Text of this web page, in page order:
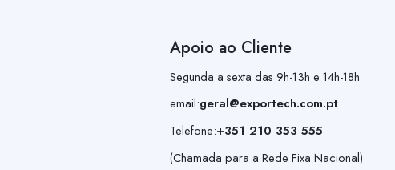
Apoio ao Cliente
Segunda a sexta das 9h-13h e 14h-18h
email:geral@exportech.com.pt
Telefone:+351 210 353 555
(Chamada para a Rede Fixa Nacional)